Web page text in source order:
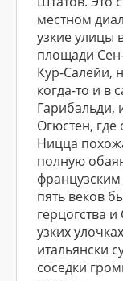
местном
узкие улицы
площади
Кур-Салейи,
когда-то и в
Гарибальди,
Огюстен,
Ницца
полную
французским
пять веков
герцогства
узких
итальянски
соседки